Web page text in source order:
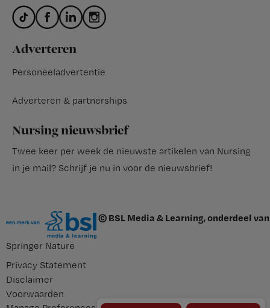
Adverteren
Personeeladvertentie
Adverteren & partnerships
Nursing nieuwsbrief
Twee keer per week de nieuwste artikelen van Nursing
in je mail? Schrijf je nu in voor de nieuwsbrief!
© BSL Media & Learning, onderdeel van
Springer Nature
Privacy Statement
Disclaimer
Voorwaarden